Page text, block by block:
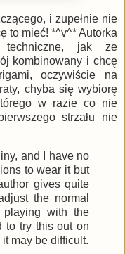
i zupełnie nie
to mieć! *^v^* Autorka
jak ze
kombinowany i chcę
oczywiście na
chyba się wybiorę
w razie co nie
strzału nie
and I have no
to wear it but
gives quite
the normal
with the
to try this out on
may be difficult.